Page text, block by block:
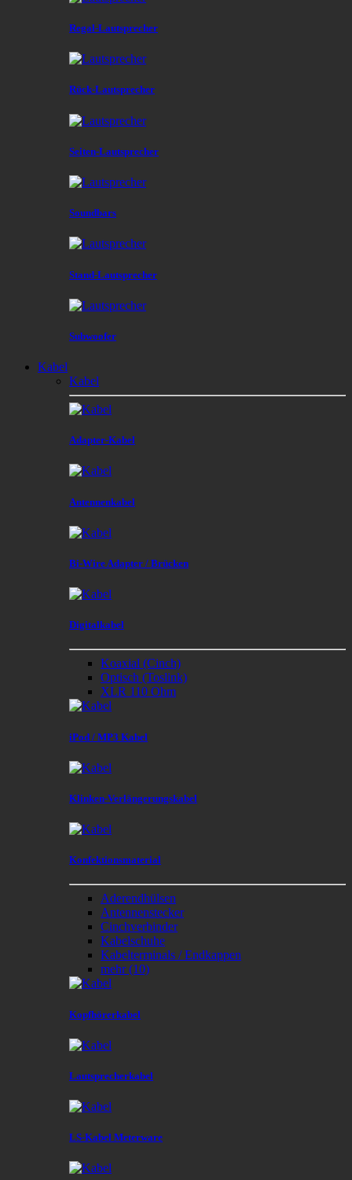
Regal-Lautsprecher
Rück-Lautsprecher
Seiten-Lautsprecher
Soundbars
Stand-Lautsprecher
Subwoofer
Kabel
Kabel
Adapter-Kabel
Antennenkabel
Bi-Wire Adapter / Brücken
Digitalkabel
Koaxial (Cinch)
Optisch (Toslink)
XLR 110 Ohm
iPod / MP3 Kabel
Klinken-Verlängerungskabel
Konfektionsmaterial
Aderendhülsen
Antennenstecker
Cinchverbinder
Kabelschuhe
Kabelterminals / Endkappen
mehr(10)
Kopfhörerkabel
Lautsprecherkabel
LS-Kabel Meterware